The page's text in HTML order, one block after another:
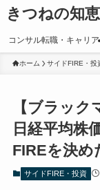
きつねの知恵
コンサル転職・キャリア
ホーム サイドFIRE・投
【ブラック
日経平均株
FIREを決め
サイドFIRE・投資